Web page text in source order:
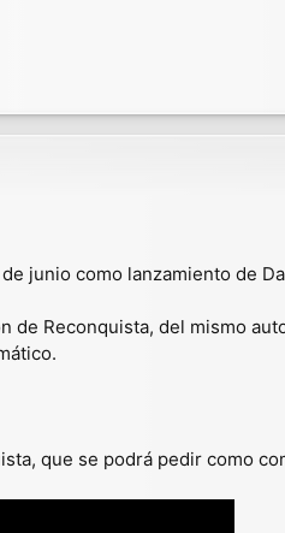
junio como lanzamiento de
Reconquista, del mismo
que se podrá pedir como